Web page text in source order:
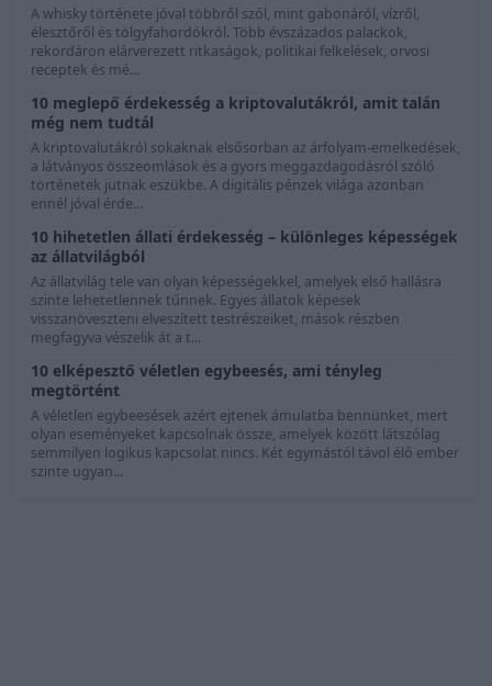
A whisky története jóval többről szól, mint gabonáról, vízről,
élesztőről és tölgyfahordókról. Több évszázados palackok,
rekordáron elárverezett ritkaságok, politikai felkelések, orvosi
receptek és mé...
10 meglepő érdekesség a kriptovalutákról, amit talán
még nem tudtál
A kriptovalutákról sokaknak elsősorban az árfolyam-emelkedések,
a látványos összeomlások és a gyors meggazdagodásról szóló
történetek jutnak eszükbe. A digitális pénzek világa azonban
ennél jóval érde...
10 hihetetlen állati érdekesség – különleges képességek
az állatvilágból
Az állatvilág tele van olyan képességekkel, amelyek első hallásra
szinte lehetetlennek tűnnek. Egyes állatok képesek
visszanöveszteni elveszített testrészeiket, mások részben
megfagyva vészelik át a t...
10 elképesztő véletlen egybeesés, ami tényleg
megtörtént
A véletlen egybeesések azért ejtenek ámulatba bennünket, mert
olyan eseményeket kapcsolnak össze, amelyek között látszólag
semmilyen logikus kapcsolat nincs. Két egymástól távol élő ember
szinte ugyan...